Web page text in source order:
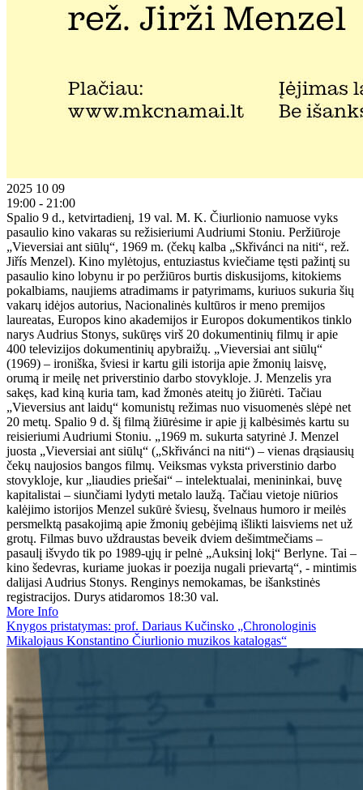
2025 10 09
19:00 - 21:00
Spalio 9 d., ketvirtadienį, 19 val. M. K. Čiurlionio namuose vyks
pasaulio kino vakaras su režisieriumi Audriumi Stoniu. Peržiūroje
„Vieversiai ant siūlų“, 1969 m. (čekų kalba „Skřivánci na niti“, rež.
Jiřís Menzel). Kino mylėtojus, entuziastus kviečiame tęsti pažintį su
pasaulio kino lobynu ir po peržiūros burtis diskusijoms, kitokiems
pokalbiams, naujiems atradimams ir patyrimams, kuriuos sukuria šių
vakarų idėjos autorius, Nacionalinės kultūros ir meno premijos
laureatas, Europos kino akademijos ir Europos dokumentikos tinklo
narys Audrius Stonys, sukūręs virš 20 dokumentinių filmų ir apie
400 televizijos dokumentinių apybraižų. „Vieversiai ant siūlų“
(1969) – ironiška, šviesi ir kartu gili istorija apie žmonių laisvę,
orumą ir meilę net priverstinio darbo stovykloje. J. Menzelis yra
sakęs, kad kiną kuria tam, kad žmonės ateitų jo žiūrėti. Tačiau
„Vieversius ant laidų“ komunistų režimas nuo visuomenės slėpė net
20 metų. Spalio 9 d. šį filmą žiūrėsime ir apie jį kalbėsimės kartu su
reisieriumi Audriumi Stoniu. „1969 m. sukurta satyrinė J. Menzel
juosta „Vieversiai ant siūlų“ („Skřivánci na niti“) – vienas drąsiausių
čekų naujosios bangos filmų. Veiksmas vyksta priverstinio darbo
stovykloje, kur „liaudies priešai“ – intelektualai, menininkai, buvę
kapitalistai – siunčiami lydyti metalo laužą. Tačiau vietoje niūrios
kalėjimo istorijos Menzel sukūrė šviesų, švelnaus humoro ir meilės
persmelktą pasakojimą apie žmonių gebėjimą išlikti laisviems net už
grotų. Filmas buvo uždraustas beveik dviem dešimtmečiams –
pasaulį išvydo tik po 1989-ųjų ir pelnė „Auksinį lokį“ Berlyne. Tai –
kino šedevras, kuriame juokas ir poezija nugali prievartą“, - mintimis
dalijasi Audrius Stonys. Renginys nemokamas, be išankstinės
registracijos. Durys atidaromos 18:30 val.
More Info
Knygos pristatymas: prof. Dariaus Kučinsko „Chronologinis
Mikalojaus Konstantino Čiurlionio muzikos katalogas“